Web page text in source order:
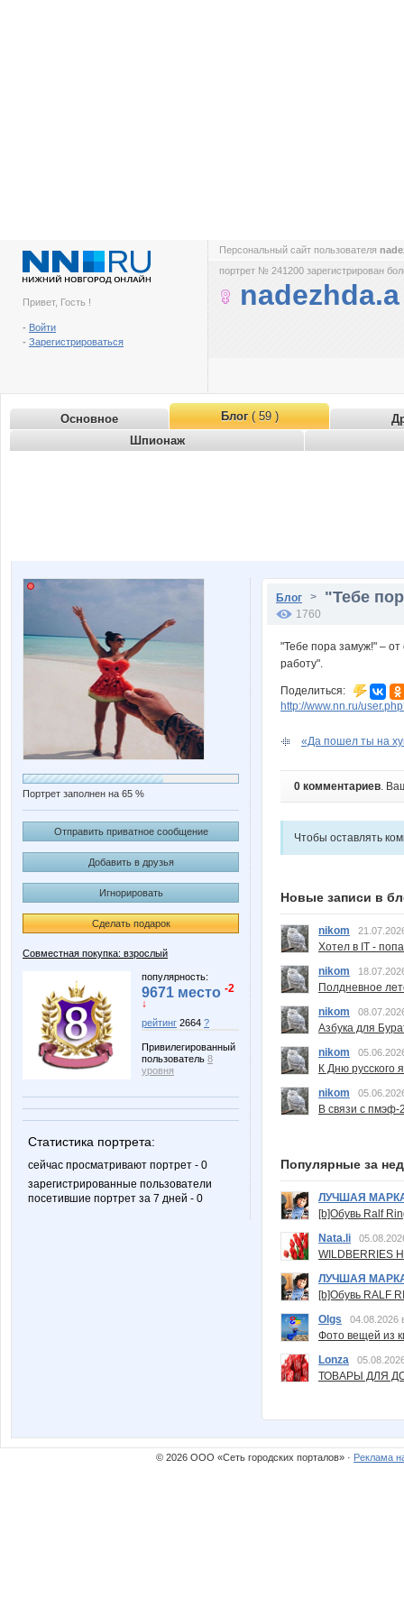
Привет, Гость !
- Войти
- Зарегистрироваться
Персональный сайт пользователя
портрет № 241200 зарегистрирован
nadezhda.a
Основное Блог( 59 )
Шпионаж
Портрет заполнен на 65 %
Отправить приватное сообщение
Добавить в друзья
Игнорировать
Сделать подарок
Совместная покупка: взрослый
популярность:
9671 место -2
↓
рейтинг 2664 ?
Привилегированный
пользователь 8
уровня
Статистика портрета:
сейчас просматривают портрет - 0
зарегистрированные пользователи
посетившие портрет за 7 дней - 0
Блог > "Тебе
1760
"Тебе пора замуж!" – от
работу".
Поделиться:
http://www.nn.ru/
«Да пошел ты на
0 комментариев.
Чтобы оставлять
Новые записи в
nikom
Хотел в IT -
nikom
Полдневное
nikom
Азбука для
nikom
К Дню русского
nikom
В связи с пмэф-
Популярные за
ЛУЧШАЯ
[b]Обувь Ralf
Nata.li
ЛУЧШАЯ
[b]Обувь RALF
Olgs
04.08.2026
Фото вещей из
Lonza
ТОВАРЫ ДЛЯ
© 2026 ООО «Сеть городских порталов» · Реклама